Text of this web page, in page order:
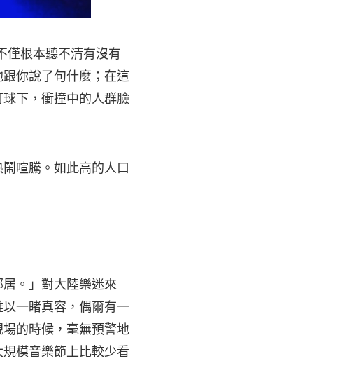
僅根本聽不清有沒有
你說了句什麼；在這
下，衝撞中的人群臉
喧騰。如此高的人口
。」對大陸樂迷來
一睹真容，偶爾有一
的時候，毫無預警地
模音樂節上比較少看